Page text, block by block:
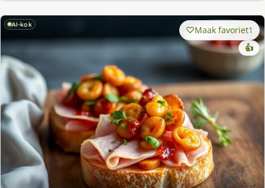
AI-kok Maak favoriet1
👍